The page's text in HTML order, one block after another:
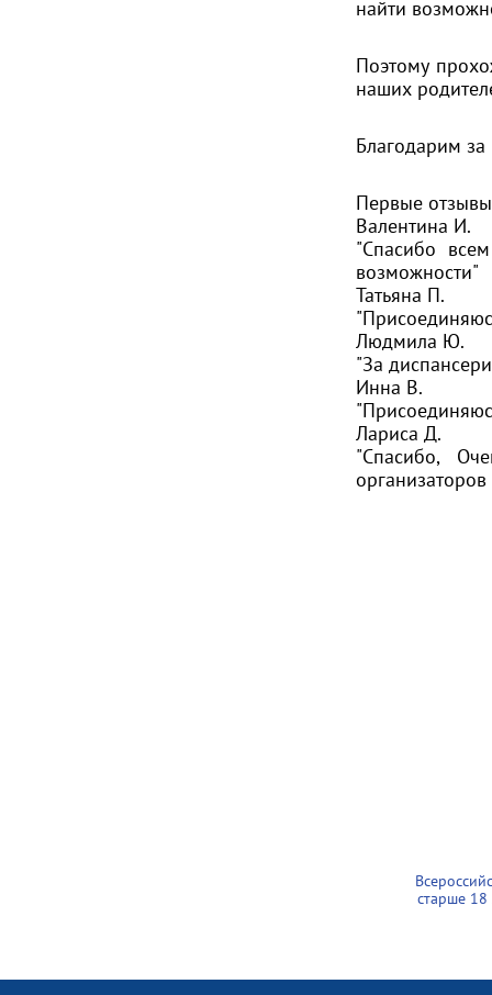
найти
Поэтому
наших
Благодарим
Первые
Валентина И.
"Спасибо
возможности"
Татьяна П.
Людмила Ю.
"За
Инна В.
Лариса Д.
"Спасибо,
старше